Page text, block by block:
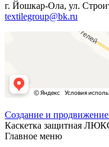
г. Йошкар-Ола, ул.
textilegroup@bk.ru
Создание и продвижение
Каскетка защитная
Главное меню